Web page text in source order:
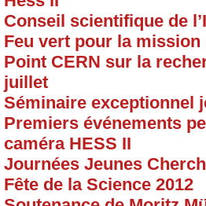
Conseil scientifique de
Feu vert pour la
Point CERN sur la
juillet
Séminaire exceptionnel
Premiers événements
caméra HESS II
Journées Jeunes
Fête de la Science 2012